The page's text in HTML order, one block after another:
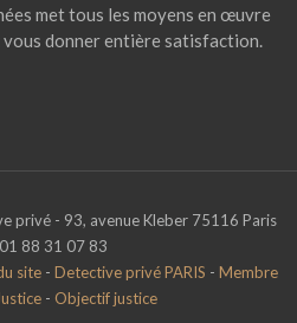
met tous les moyens en œuvre
vous donner entière satisfaction.
privé - 93, avenue Kleber 75116 Paris
88 31 07 83
site- Detective privé PARIS - Membre
- Objectif justice